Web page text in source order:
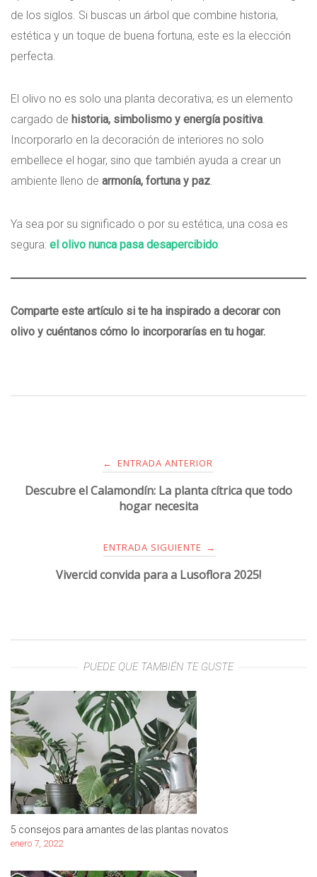
de los siglos. Si buscas un árbol que combine historia,
estética y un toque de buena fortuna, este es la elección
perfecta.
El olivo no es solo una planta decorativa; es un elemento
cargado de historia, simbolismo y energía positiva.
Incorporarlo en la decoración de interiores no solo
embellece el hogar, sino que también ayuda a crear un
ambiente lleno de armonía, fortuna y paz.
Ya sea por su significado o por su estética, una cosa es
segura: el olivo nunca pasa desapercibido.
Comparte este artículo si te ha inspirado a decorar con
olivo y cuéntanos cómo lo incorporarías en tu hogar.
← ENTRADA ANTERIOR
Descubre el Calamondín: La planta cítrica que todo
hogar necesita
ENTRADA SIGUIENTE →
Vivercid convida para a Lusoflora 2025!
PUEDE QUE TAMBIÉN TE GUSTE
5 consejos para amantes de las plantas novatos
enero 7, 2022